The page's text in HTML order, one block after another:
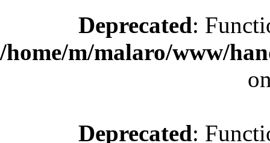
Deprecated:
/home/m/malaro/www/
Deprecated: